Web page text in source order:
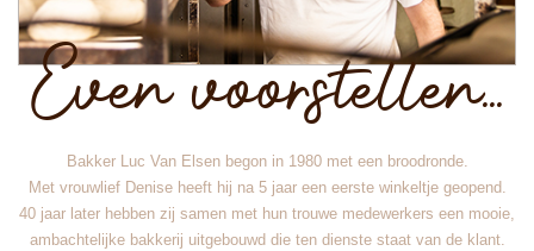
Even voorstellen...
Bakker Luc Van Elsen begon in 1980 met een broodronde.
Met vrouwlief Denise heeft hij na 5 jaar een eerste winkeltje geopend.
40 jaar later hebben zij samen met hun trouwe medewerkers een mooie,
ambachtelijke bakkerij uitgebouwd die ten dienste staat van de klant.